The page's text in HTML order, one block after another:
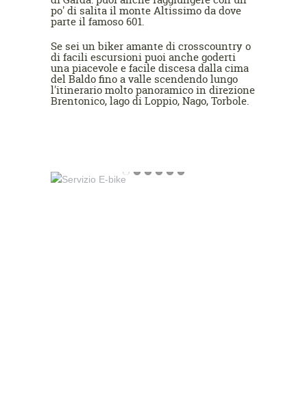
po' di salita il monte Altissimo da dove
parte il famoso 601.
Se sei un biker amante di crosscountry o
di facili escursioni puoi anche goderti
una piacevole e facile discesa dalla cima
del Baldo fino a valle scendendo lungo
l'itinerario molto panoramico in direzione
Brentonico, lago di Loppio, Nago, Torbole.